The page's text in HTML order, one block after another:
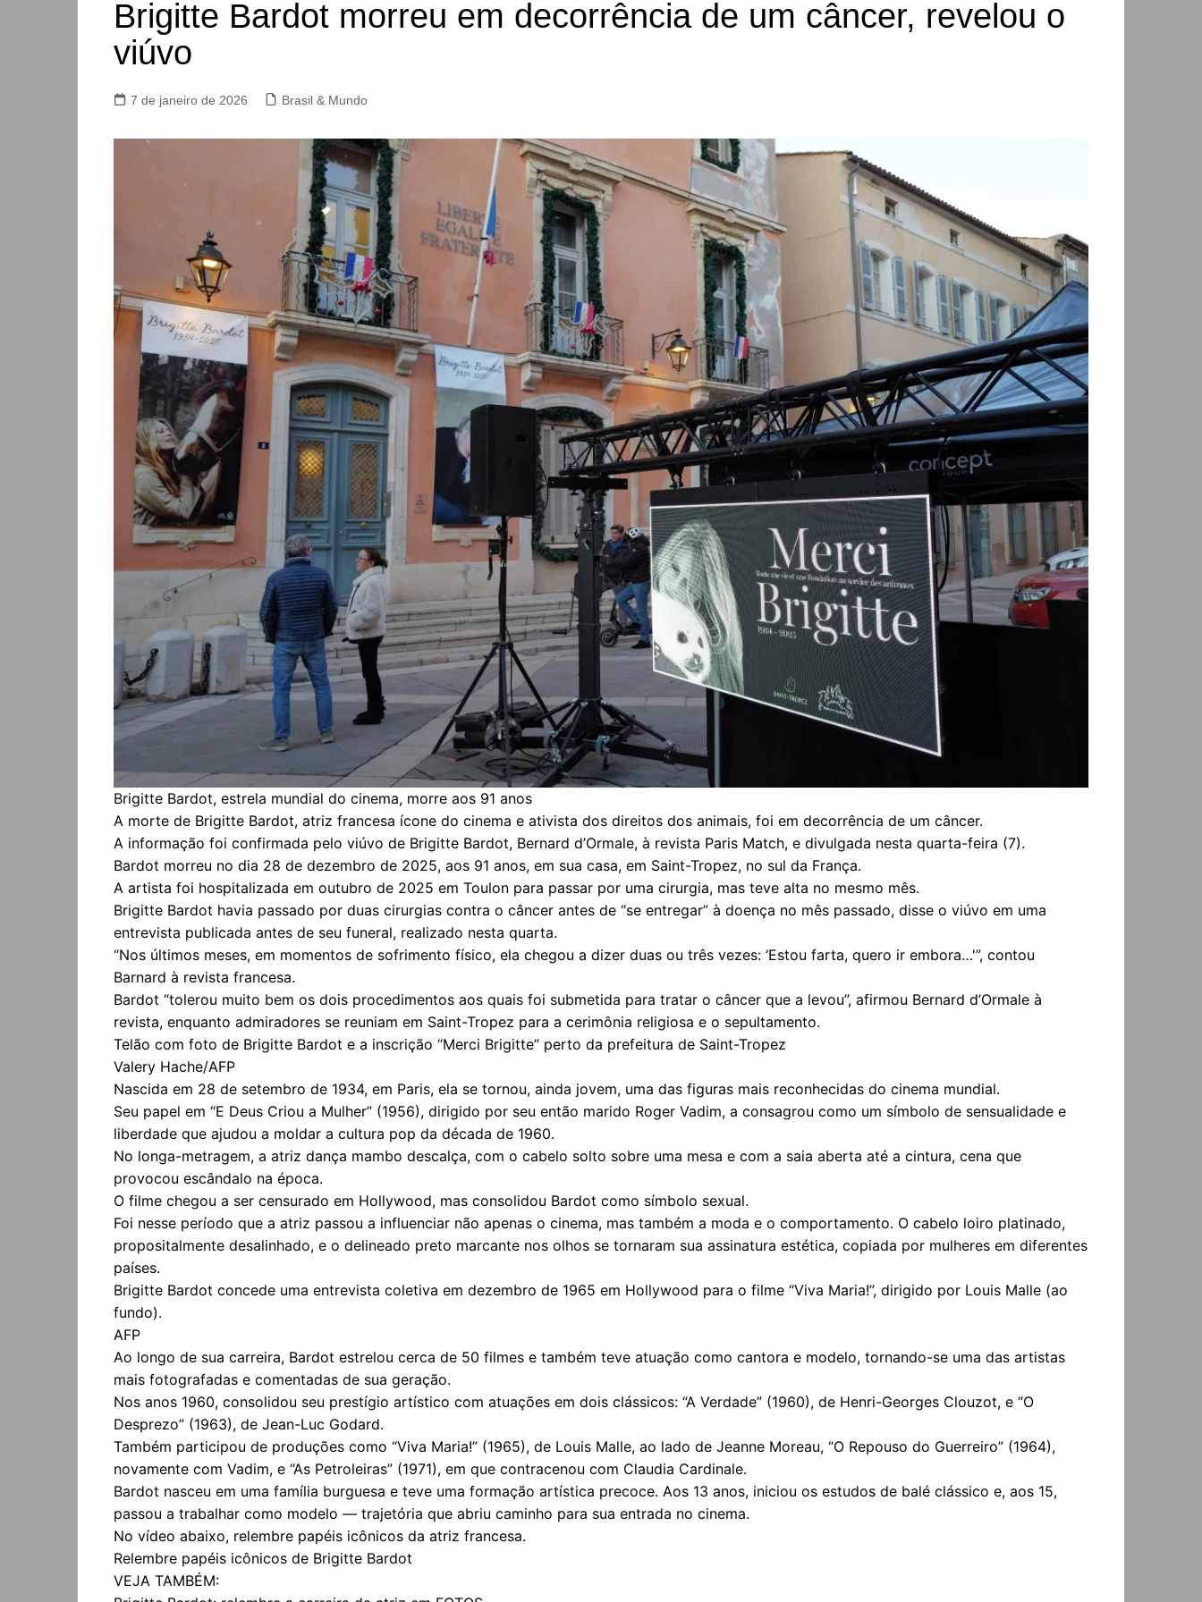
Brigitte Bardot morreu em decorrência de um câncer, revelou o
viúvo
7 de janeiro de 2026 Brasil & Mundo
Brigitte Bardot, estrela mundial do cinema, morre aos 91 anos
A morte de Brigitte Bardot, atriz francesa ícone do cinema e ativista dos direitos dos animais, foi em decorrência de um câncer.
A informação foi confirmada pelo viúvo de Brigitte Bardot, Bernard d’Ormale, à revista Paris Match, e divulgada nesta quarta-feira (7).
Bardot morreu no dia 28 de dezembro de 2025, aos 91 anos, em sua casa, em Saint-Tropez, no sul da França.
A artista foi hospitalizada em outubro de 2025 em Toulon para passar por uma cirurgia, mas teve alta no mesmo mês.
Brigitte Bardot havia passado por duas cirurgias contra o câncer antes de “se entregar” à doença no mês passado, disse o viúvo em uma
entrevista publicada antes de seu funeral, realizado nesta quarta.
“Nos últimos meses, em momentos de sofrimento físico, ela chegou a dizer duas ou três vezes: ‘Estou farta, quero ir embora…'”, contou
Barnard à revista francesa.
Bardot “tolerou muito bem os dois procedimentos aos quais foi submetida para tratar o câncer que a levou”, afirmou Bernard d’Ormale à
revista, enquanto admiradores se reuniam em Saint-Tropez para a cerimônia religiosa e o sepultamento.
Telão com foto de Brigitte Bardot e a inscrição “Merci Brigitte” perto da prefeitura de Saint-Tropez
Valery Hache/AFP
Nascida em 28 de setembro de 1934, em Paris, ela se tornou, ainda jovem, uma das figuras mais reconhecidas do cinema mundial.
Seu papel em “E Deus Criou a Mulher” (1956), dirigido por seu então marido Roger Vadim, a consagrou como um símbolo de sensualidade e
liberdade que ajudou a moldar a cultura pop da década de 1960.
No longa-metragem, a atriz dança mambo descalça, com o cabelo solto sobre uma mesa e com a saia aberta até a cintura, cena que
provocou escândalo na época.
O filme chegou a ser censurado em Hollywood, mas consolidou Bardot como símbolo sexual.
Foi nesse período que a atriz passou a influenciar não apenas o cinema, mas também a moda e o comportamento. O cabelo loiro platinado,
propositalmente desalinhado, e o delineado preto marcante nos olhos se tornaram sua assinatura estética, copiada por mulheres em diferentes
países.
Brigitte Bardot concede uma entrevista coletiva em dezembro de 1965 em Hollywood para o filme “Viva Maria!”, dirigido por Louis Malle (ao
fundo).
AFP
Ao longo de sua carreira, Bardot estrelou cerca de 50 filmes e também teve atuação como cantora e modelo, tornando-se uma das artistas
mais fotografadas e comentadas de sua geração.
Nos anos 1960, consolidou seu prestígio artístico com atuações em dois clássicos: “A Verdade” (1960), de Henri-Georges Clouzot, e “O
Desprezo” (1963), de Jean-Luc Godard.
Também participou de produções como “Viva Maria!” (1965), de Louis Malle, ao lado de Jeanne Moreau, “O Repouso do Guerreiro” (1964),
novamente com Vadim, e “As Petroleiras” (1971), em que contracenou com Claudia Cardinale.
Bardot nasceu em uma família burguesa e teve uma formação artística precoce. Aos 13 anos, iniciou os estudos de balé clássico e, aos 15,
passou a trabalhar como modelo — trajetória que abriu caminho para sua entrada no cinema.
No vídeo abaixo, relembre papéis icônicos da atriz francesa.
Relembre papéis icônicos de Brigitte Bardot
VEJA TAMBÉM: